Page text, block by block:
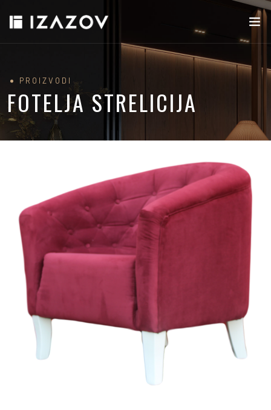
PROIZVODI
FOTELJA STRELICIJA